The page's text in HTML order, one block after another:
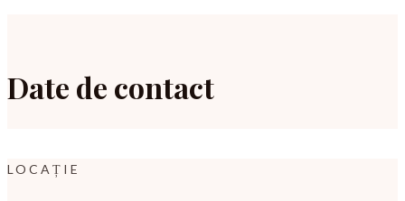
Date de contact
LOCAȚIE